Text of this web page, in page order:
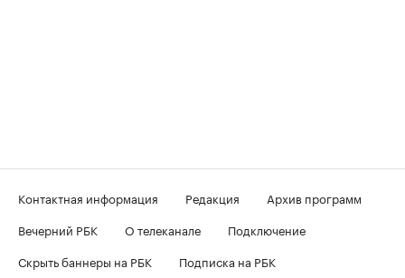
Контактная информация Редакция
Архив программ
Вечерний РБК
О телеканале
Подключение
Скрыть баннеры на РБК
Подписка на РБК